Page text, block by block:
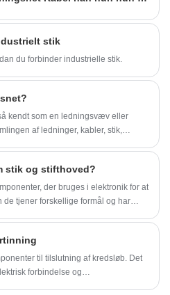
stik
du forbinder industrielle stik.
kendt som en ledningsvæv eller
af ​​ledninger, kabler, stik,
stik og stifthoved?
der bruges i elektronik for at
de tjener forskellige formål og har
til tilslutning af kredsløb. Det
forbindelse og